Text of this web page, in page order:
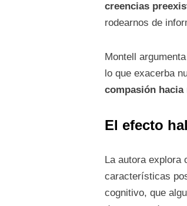
creencias
rodearnos de
Montell
lo que exacerba
compasión
El efecto
La autora explora
características
cognitivo, que